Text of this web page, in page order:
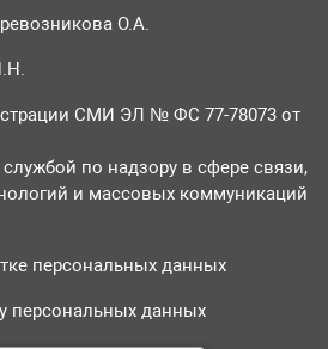
О.А.
СМИ ЭЛ № ФС 77-78073 от
по надзору в сфере связи,
и массовых коммуникаций
персональных данных
персональных данных